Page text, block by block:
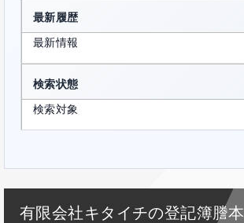
最新履歴
最新情報
検索状態
検索対象
有限会社キタイチの登記簿謄本